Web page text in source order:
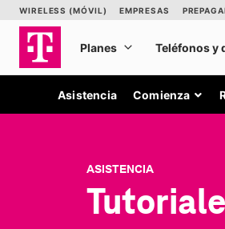
Asistencia Comienza
ASISTENCIA